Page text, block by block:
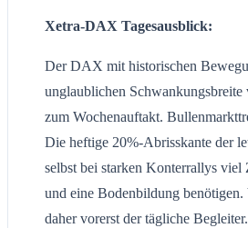
Xetra-DAX Tagesausblick:
Der DAX mit historischen
unglaublichen Schwankungsbreite
zum Wochenauftakt.
Die heftige 20%-Abrisskante der
selbst bei starken Konterrallys viel
und eine Bodenbildung
daher vorerst der tägliche Begleiter.